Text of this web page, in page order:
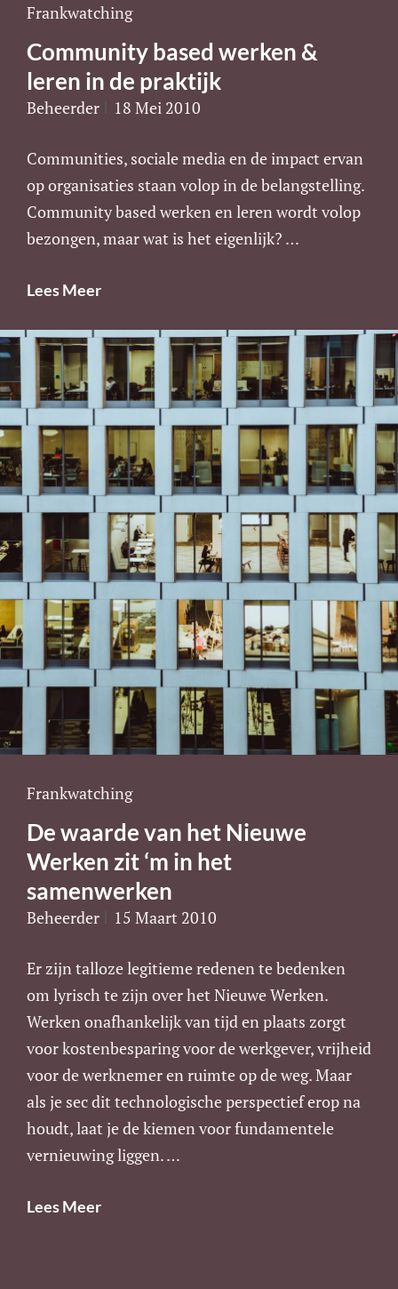
Cat
Frankwatching
Community based werken &
leren in de praktijk
Beheerder 18 Mei 2010
Communities, sociale media en de impact ervan
op organisaties staan volop in de belangstelling.
Community based werken en leren wordt volop
bezongen, maar wat is het eigenlijk? …
Lees MeerCommunity
Werken
&
Leren
In
De
Praktijk
Cat
Frankwatching
De waarde van het Nieuwe
Werken zit ‘m in het
samenwerken
Beheerder 15 Maart 2010
Er zijn talloze legitieme redenen te bedenken
om lyrisch te zijn over het Nieuwe Werken.
Werken onafhankelijk van tijd en plaats zorgt
voor kostenbesparing voor de werkgever, vrijheid
voor de werknemer en ruimte op de weg. Maar
als je sec dit technologische perspectief erop na
houdt, laat je de kiemen voor fundamentele
vernieuwing liggen. …
Lees MeerDe